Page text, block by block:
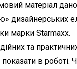
матеріал
дизайнерських
марки Starmaxx.
та
в